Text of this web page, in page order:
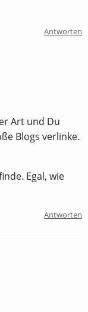
Antworten
Art und Du
Blogs verlinke.
Egal, wie
Antworten